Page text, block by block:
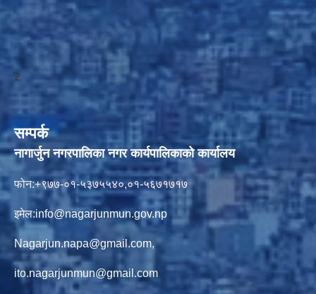
2
सम्पर्क
नागार्जुन नगरपालिका नगर कार्यपालिकाको कार्यालय
फोन:+९७७-०१-५३७५५४०,०१-५६७१७१७
इमेल:info@nagarjunmun.gov.np
Nagarjun.napa@gmail.com,
ito.nagarjunmun@gmail.com